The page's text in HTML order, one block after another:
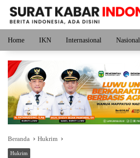
Langsung
konten
Home IKN Internasional Nasional
Beranda Hukrim
Hukrim